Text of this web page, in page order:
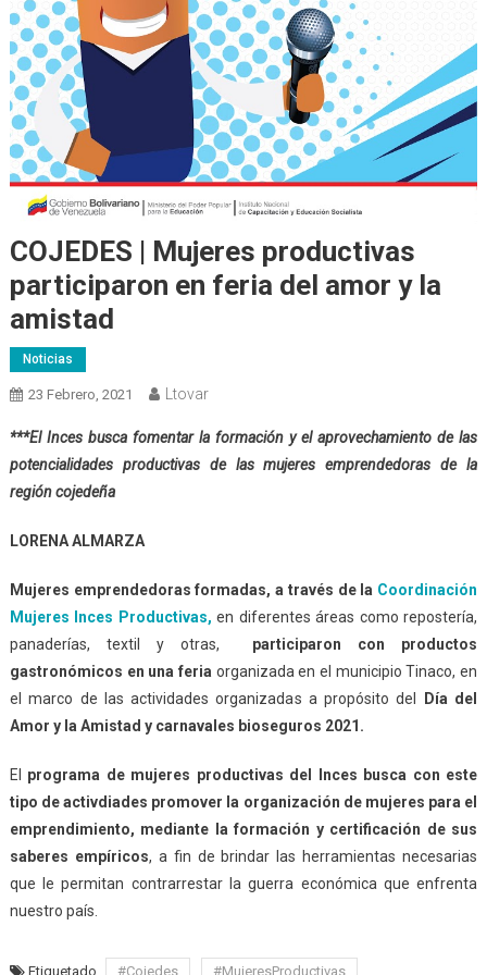
COJEDES | Mujeres productivas
participaron en feria del amor y la
amistad
Noticias
23 Febrero, 2021 Ltovar
***El Inces busca fomentar la formación y el aprovechamiento de las
potencialidades productivas de las mujeres emprendedoras de la
región cojedeña
LORENA ALMARZA
Mujeres emprendedoras formadas, a través de la Coordinación
Mujeres Inces Productivas, en diferentes áreas como repostería,
panaderías, textil y otras, participaron con productos
gastronómicos en una feria organizada en el municipio Tinaco, en
el marco de las actividades organizadas a propósito del
Día del
Amor y la Amistad y carnavales bioseguros 2021.
El programa de mujeres productivas del Inces busca con este
tipo de activdiades promover la organización de mujeres para el
emprendimiento, mediante la formación y certificación de sus
saberes empíricos, a fin de brindar las herramientas necesarias
que le permitan contrarrestar la guerra económica que enfrenta
nuestro país.
Etiquetado #Cojedes #MujeresProductivas